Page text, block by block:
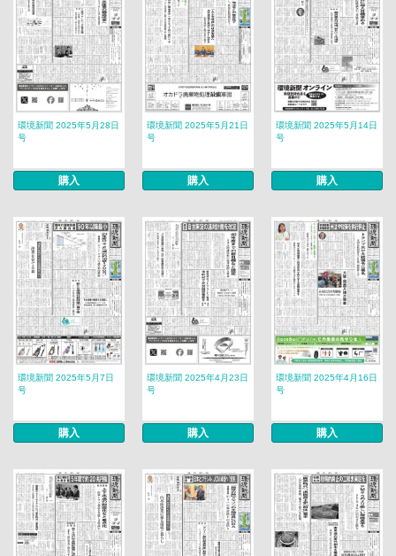
環境新聞 2025年5月28日
号
購入
環境新聞 2025年5月21日
号
購入
環境新聞 2025年5月14日
号
購入
環境新聞 2025年5月7日
号
購入
環境新聞 2025年4月23日
号
購入
環境新聞 2025年4月16日
号
購入